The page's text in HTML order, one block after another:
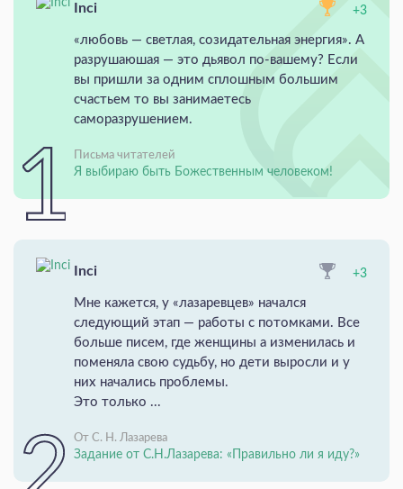
Inci +3
«любовь — светлая, созидательная энергия». А
разрушаюшая — это дьявол по-вашему? Если
вы пришли за одним сплошным большим
счастьем то вы занимаетесь
саморазрушением.
Письма читателей
Я выбираю быть Божественным человеком!
Inci +3
Мне кажется, у «лазаревцев» начался
следующий этап — работы с потомками. Все
больше писем, где женщины а изменилась и
поменяла свою судьбу, но дети выросли и у
них начались проблемы.
Это только ...
От С. Н. Лазарева
Задание от С.Н.Лазарева: «Правильно ли я иду?»